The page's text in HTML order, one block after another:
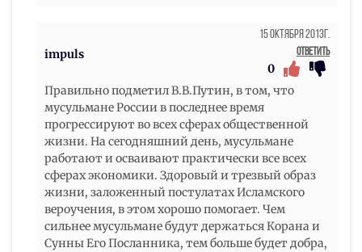
impuls
15 Октября 2013г.
Ответить
0
Правильно подметил В.В.Путин, в том, что
мусульмане России в последнее время
прогрессируют во всех сферах общественной
жизни. На сегодняшний день, мусульмане
работают и осваивают практически все всех
сферах экономики. Здоровый и трезвый образ
жизни, заложенный постулатах Исламского
вероучения, в этом хорошо помогает. Чем
сильнее мусульмане будут держаться Корана и
Сунны Его Посланника, тем больше будет добра,